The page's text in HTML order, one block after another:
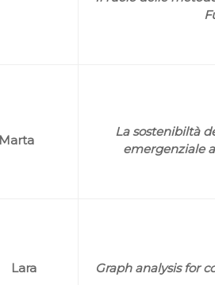
La sostenibiltà
emergenziale
Lara Graph analysis for